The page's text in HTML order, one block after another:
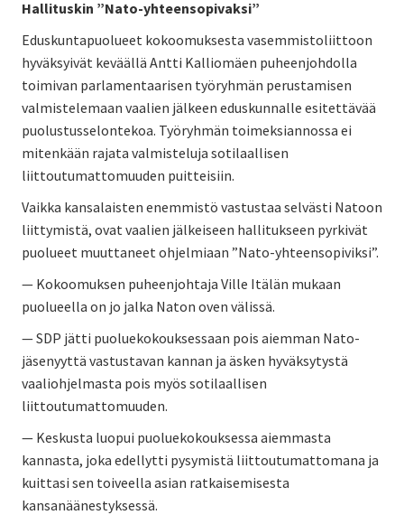
Hallituskin ”Nato-yhteensopivaksi”
Eduskuntapuolueet kokoomuksesta vasemmistoliittoon
hyväksyivät keväällä Antti Kalliomäen puheenjohdolla
toimivan parlamentaarisen työryhmän perustamisen
valmistelemaan vaalien jälkeen eduskunnalle esitettävää
puolustusselontekoa. Työryhmän toimeksiannossa ei
mitenkään rajata valmisteluja sotilaallisen
liittoutumattomuuden puitteisiin.
Vaikka kansalaisten enemmistö vastustaa selvästi Natoon
liittymistä, ovat vaalien jälkeiseen hallitukseen pyrkivät
puolueet muuttaneet ohjelmiaan ”Nato-yhteensopiviksi”.
— Kokoomuksen puheenjohtaja Ville Itälän mukaan
puolueella on jo jalka Naton oven välissä.
— SDP jätti puoluekokouksessaan pois aiemman Nato-
jäsenyyttä vastustavan kannan ja äsken hyväksytystä
vaaliohjelmasta pois myös sotilaallisen
liittoutumattomuuden.
— Keskusta luopui puoluekokouksessa aiemmasta
kannasta, joka edellytti pysymistä liittoutumattomana ja
kuittasi sen toiveella asian ratkaisemisesta
kansanäänestyksessä.